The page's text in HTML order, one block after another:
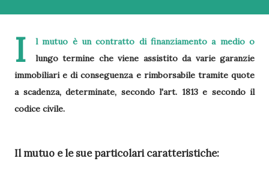
I
l mutuo è un contratto di finanziamento a medio o
lungo termine che viene assistito da varie garanzie
immobiliari e di conseguenza e rimborsabile tramite quote
a scadenza, determinate, secondo l'art. 1813 e secondo il
codice civile.
Il mutuo e le sue particolari caratteristiche: